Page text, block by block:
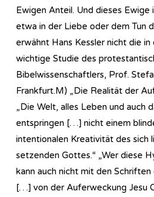
Ewigen Anteil. Und dieses Ewige
etwa in der Liebe oder dem Tun
erwähnt Hans Kessler nicht die in
wichtige Studie des
Bibelwissenschaftlers, Prof.
Frankfurt.M) „Die Realität der
„Die Welt, alles Leben und auch
entspringen […] nicht einem
intentionalen Kreativität des sich
setzenden Gottes.“ „Wer diese
kann auch nicht mit den
[…] von der Auferweckung Jesu